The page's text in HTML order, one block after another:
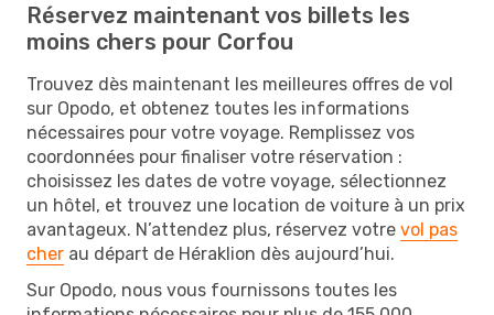
Réservez maintenant vos billets les
moins chers pour Corfou
Trouvez dès maintenant les meilleures offres de vol
sur Opodo, et obtenez toutes les informations
nécessaires pour votre voyage. Remplissez vos
coordonnées pour finaliser votre réservation :
choisissez les dates de votre voyage, sélectionnez
un hôtel, et trouvez une location de voiture à un prix
avantageux. N’attendez plus, réservez votre vol pas
cher au départ de Héraklion dès aujourd’hui.
Sur Opodo, nous vous fournissons toutes les